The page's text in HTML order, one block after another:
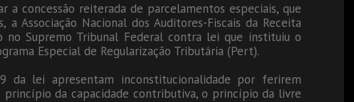
a concessão reiterada de parcelamentos especiais, que
Associação Nacional dos Auditores-Fiscais da Receita
no Supremo Tribunal Federal contra lei que instituiu o
Especial de Regularização Tributária (Pert).
lei apresentam inconstitucionalidade por ferirem
da capacidade contributiva, o princípio da livre